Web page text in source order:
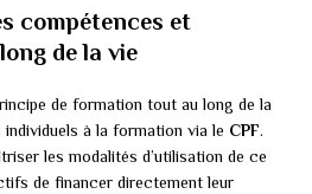
compétences et
de la vie
de formation tout au long de la
à la formation via le CPF.
les modalités d’utilisation de ce
de financer directement leur